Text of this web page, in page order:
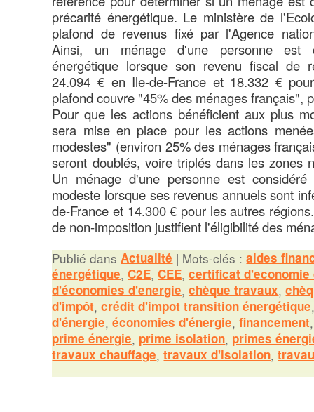
précarité énergétique. Le ministère de
plafond de revenus fixé par l'Agence
Ainsi, un ménage d'une personne est
énergétique lorsque son revenu fiscal de
24.094 € en Ile-de-France et 18.332 €
plafond couvre "45% des ménages français",
Pour que les actions bénéficient aux plus
sera mise en place pour les actions
modestes" (environ 25% des ménages
seront doublés, voire triplés dans les zones
Un ménage d'une personne est
modeste lorsque ses revenus annuels sont
de-France et 14.300 € pour les autres
de non-imposition justifient l'éligibilité des
Publié dans Actualité | Mots-clés : aides
énergétique,C2E,CEE,certificat d'economie
d'économies d'energie,chèque travaux,
d'impôt,crédit d'impot transition énergétique
d'énergie,économies d'énergie,financement
prime énergie, prime isolation, primes
travaux chauffage,travaux d'isolation,